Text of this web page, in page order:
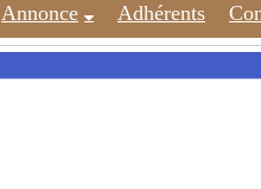
Annonce Adhérents